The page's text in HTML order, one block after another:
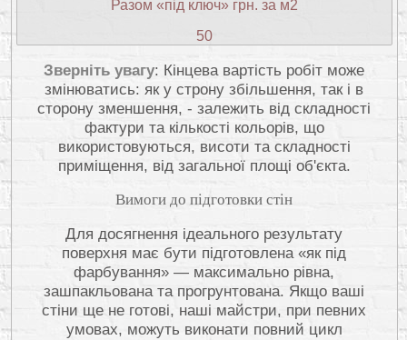
Разом «під ключ» грн. за м2
50
Зверніть увагу: Кінцева вартість робіт може
змінюватись: як у строну збільшення, так і в
сторону зменшення, - залежить від складності
фактури та кількості кольорів, що
використовуються, висоти та складності
приміщення, від загальної площі об'єкта.
Вимоги до підготовки стін
Для досягнення ідеального результату
поверхня має бути підготовлена «як під
фарбування» — максимально рівна,
зашпакльована та прогрунтована. Якщо ваші
стіни ще не готові, наші майстри, при певних
умовах, можуть виконати повний цикл